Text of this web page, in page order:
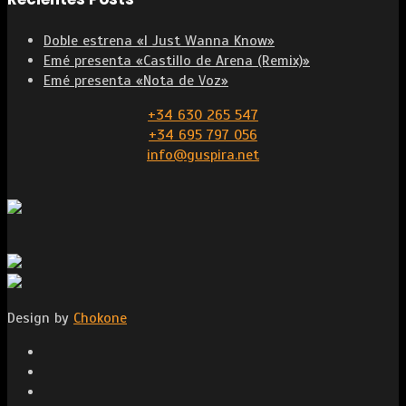
Doble estrena «I Just Wanna Know»
Emé presenta «Castillo de Arena (Remix)»
Emé presenta «Nota de Voz»
+34 630 265 547
+34 695 797 056
info@guspira.net
Design by Chokone